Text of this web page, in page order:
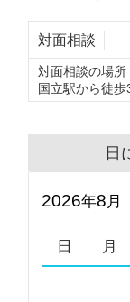
対面相談
対面相談の場所
国立駅から徒歩
日
2026年8 月
日 月